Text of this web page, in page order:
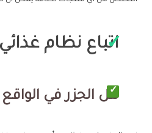
اتباع نظام
هل الجزر في